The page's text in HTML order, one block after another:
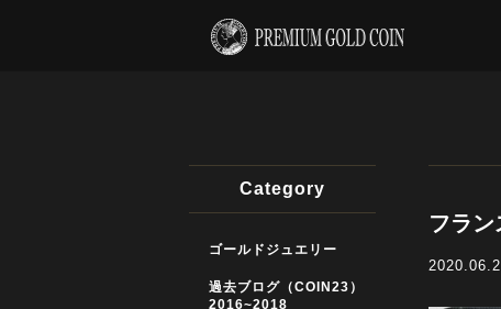
フラ
Category
ゴールドジュエリー
過去ブログ（COIN23）
2016~2018